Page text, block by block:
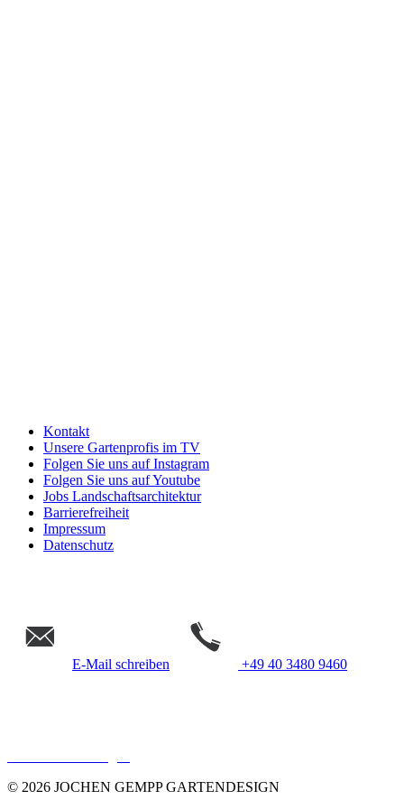
Kontakt
Unsere Gartenprofis im TV
Folgen Sie uns auf Instagram
Folgen Sie uns auf Youtube
Jobs Landschaftsarchitektur
Barrierefreiheit
Impressum
Datenschutz
E-Mail schreiben
+49 40 3480 9460
© 2026 JOCHEN GEMPP GARTENDESIGN